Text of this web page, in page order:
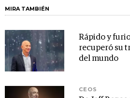
MIRA TAMBIÉN
Rápido y
recuperó su
del mundo
CEOS